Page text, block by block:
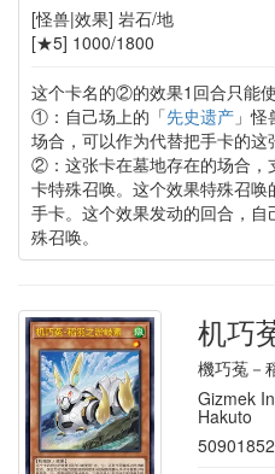
[怪兽|效果] 岩石/地
[★5] 1000/1800
这个卡名的②的效果1回合只能使
①：自己场上的「先史遗产」怪
场合，可以作为代替把手卡的这
②：这张卡在墓地存在的场合，
卡特殊召唤。这个效果特殊召
手卡。这个效果发动的回合，自
殊召唤。
机巧
機巧菟－
Gizmek
Hakuto
50901852